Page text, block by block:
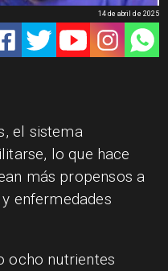
14 de abril de 2025
el sistema
lo que hace
más propensos a
enfermedades
ocho nutrientes